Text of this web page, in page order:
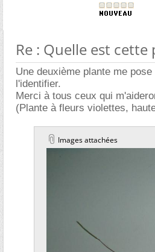
Re : Quelle est cette
Une deuxième plante me
l'identifier.
Merci à tous ceux qui
(Plante à fleurs violettes,
Images attachées